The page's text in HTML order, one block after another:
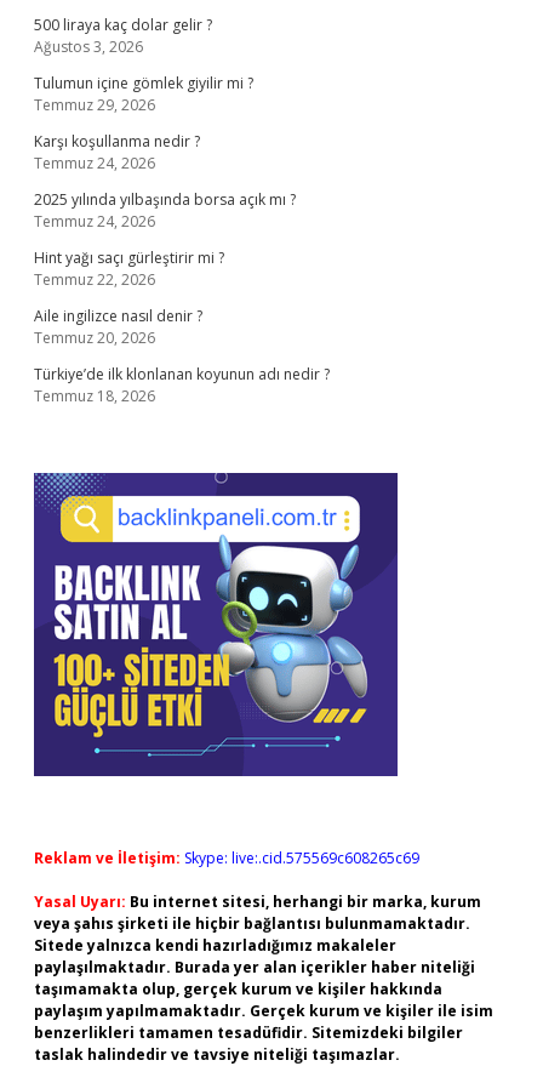
500 liraya kaç dolar gelir ?
Ağustos 3, 2026
Tulumun içine gömlek giyilir mi ?
Temmuz 29, 2026
Karşı koşullanma nedir ?
Temmuz 24, 2026
2025 yılında yılbaşında borsa açık mı ?
Temmuz 24, 2026
Hint yağı saçı gürleştirir mi ?
Temmuz 22, 2026
Aile ingilizce nasıl denir ?
Temmuz 20, 2026
Türkiye’de ilk klonlanan koyunun adı nedir ?
Temmuz 18, 2026
Reklam ve İletişim: Skype: live:.cid.575569c608265c69
Yasal Uyarı: Bu internet sitesi, herhangi bir marka, kurum
veya şahıs şirketi ile hiçbir bağlantısı bulunmamaktadır.
Sitede yalnızca kendi hazırladığımız makaleler
paylaşılmaktadır. Burada yer alan içerikler haber niteliği
taşımamakta olup, gerçek kurum ve kişiler hakkında
paylaşım yapılmamaktadır. Gerçek kurum ve kişiler ile isim
benzerlikleri tamamen tesadüfidir. Sitemizdeki bilgiler
taslak halindedir ve tavsiye niteliği taşımazlar.